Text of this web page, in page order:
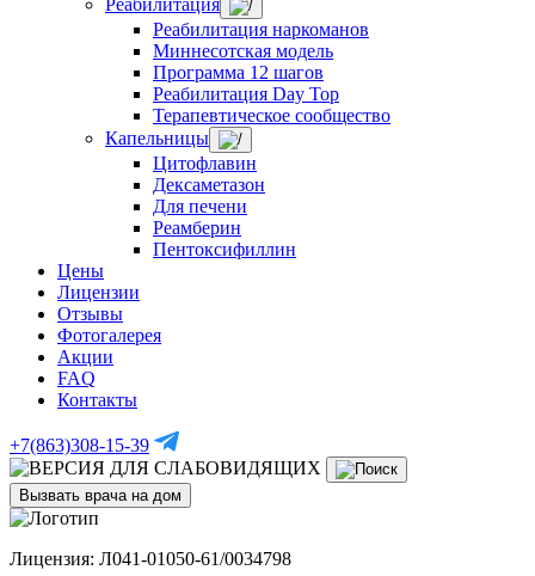
Реабилитация
Реабилитация наркоманов
Миннесотская модель
Программа 12 шагов
Реабилитация Day Top
Терапевтическое сообщество
Капельницы
Цитофлавин
Дексаметазон
Для печени
Реамберин
Пентоксифиллин
Цены
Лицензии
Отзывы
Фотогалерея
Акции
FAQ
Контакты
+7(863)308-15-39
Вызвать врача на дом
Лицензия: Л041-01050-61/0034798